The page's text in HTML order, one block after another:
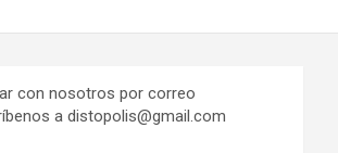
con nosotros por correo
a distopolis@gmail.com